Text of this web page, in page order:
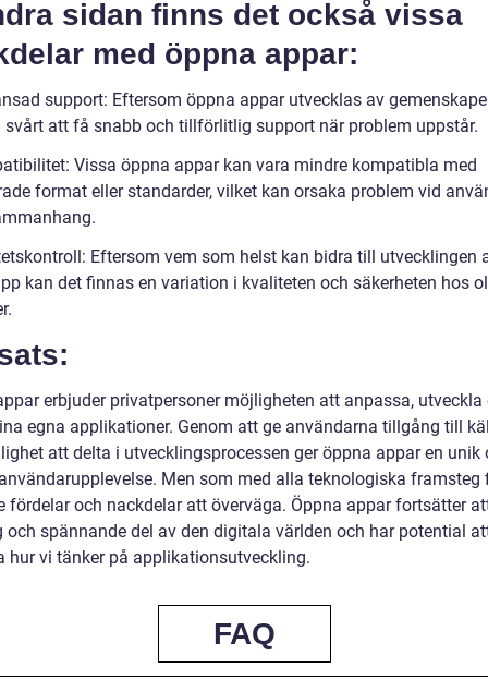
sidan finns det också vissa
med öppna appar:
support: Eftersom öppna appar utvecklas av
svårt att få snabb och tillförlitlig support när problem uppstår.
Vissa öppna appar kan vara mindre kompatibla med
format eller standarder, vilket kan orsaka problem vid
Eftersom vem som helst kan bidra till utvecklingen
kan det finnas en variation i kvaliteten och säkerheten hos
erbjuder privatpersoner möjligheten att anpassa, utveckla
egna applikationer. Genom att ge användarna tillgång till
att delta i utvecklingsprocessen ger öppna appar en unik
Men som med alla teknologiska framsteg
fördelar och nackdelar att överväga. Öppna appar fortsätter
och spännande del av den digitala världen och har potential
hur vi tänker på applikationsutveckling.
FAQ